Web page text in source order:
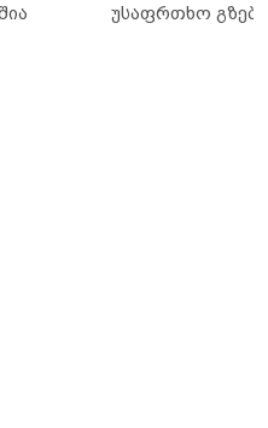
უსაფრთხო გზები